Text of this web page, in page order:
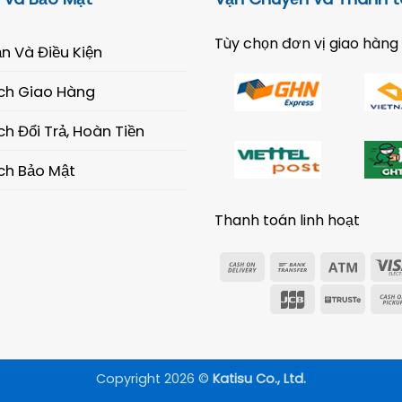
Và Điều Kiện
Giao Hàng
Đổi Trả, Hoàn Tiền
Bảo Mật
Tùy chọn đơn vị giao hàng
Thanh toán linh hoạt
Cash
Delivery
Bank
Atm
JCB
Copyright 2026 © Katisu Co., Ltd.